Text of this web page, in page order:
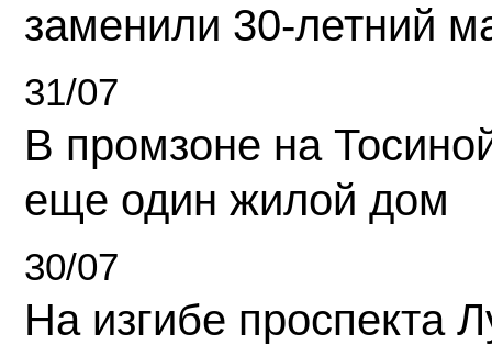
заменили 30-летний
31/07
В промзоне на
еще один жилой дом
30/07
На изгибе проспекта